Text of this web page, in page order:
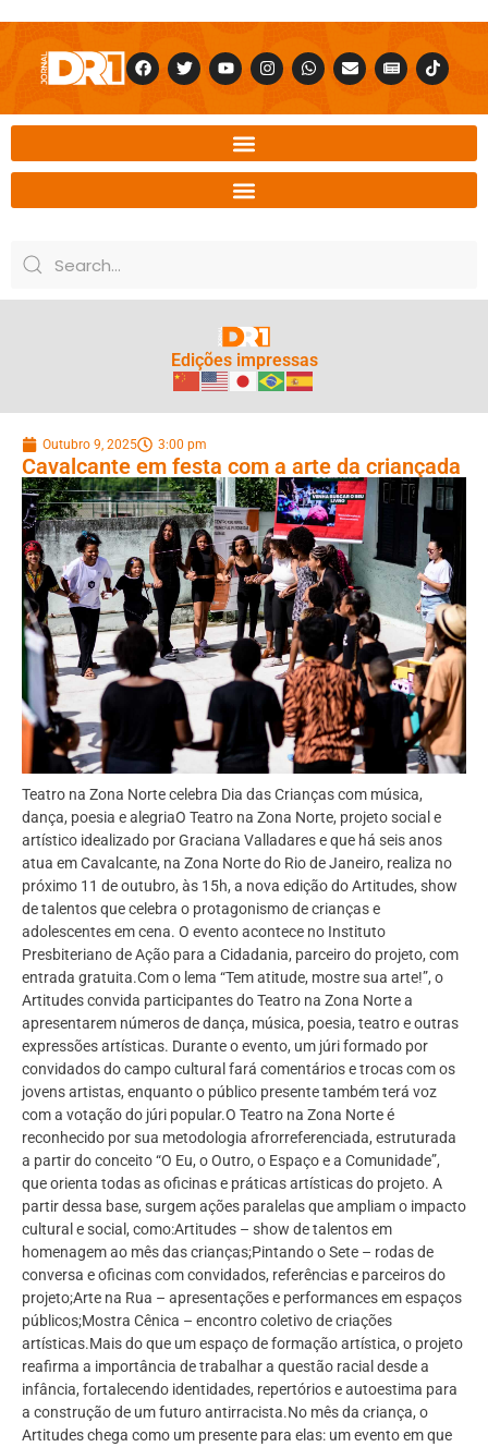
Edições impressas
Outubro 9, 2025 3:00 pm
Cavalcante em festa com a arte da criançada
Teatro na Zona Norte celebra Dia das Crianças com música,
dança, poesia e alegriaO Teatro na Zona Norte, projeto social e
artístico idealizado por Graciana Valladares e que há seis anos
atua em Cavalcante, na Zona Norte do Rio de Janeiro, realiza no
próximo 11 de outubro, às 15h, a nova edição do Artitudes, show
de talentos que celebra o protagonismo de crianças e
adolescentes em cena. O evento acontece no Instituto
Presbiteriano de Ação para a Cidadania, parceiro do projeto, com
entrada gratuita.Com o lema “Tem atitude, mostre sua arte!”, o
Artitudes convida participantes do Teatro na Zona Norte a
apresentarem números de dança, música, poesia, teatro e outras
expressões artísticas. Durante o evento, um júri formado por
convidados do campo cultural fará comentários e trocas com os
jovens artistas, enquanto o público presente também terá voz
com a votação do júri popular.O Teatro na Zona Norte é
reconhecido por sua metodologia afrorreferenciada, estruturada
a partir do conceito “O Eu, o Outro, o Espaço e a Comunidade”,
que orienta todas as oficinas e práticas artísticas do projeto. A
partir dessa base, surgem ações paralelas que ampliam o impacto
cultural e social, como:Artitudes – show de talentos em
homenagem ao mês das crianças;Pintando o Sete – rodas de
conversa e oficinas com convidados, referências e parceiros do
projeto;Arte na Rua – apresentações e performances em espaços
públicos;Mostra Cênica – encontro coletivo de criações
artísticas.Mais do que um espaço de formação artística, o projeto
reafirma a importância de trabalhar a questão racial desde a
infância, fortalecendo identidades, repertórios e autoestima para
a construção de um futuro antirracista.No mês da criança, o
Artitudes chega como um presente para elas: um evento em que